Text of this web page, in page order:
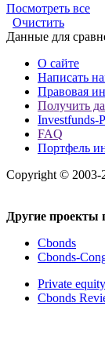
Посмотреть все
Очистить
Данные для
О сайте
Написать
Правовая
Получить
Investfunds-
FAQ
Портфель
Copyright © 2003-
Другие проекты
Cbonds
Cbonds-
Private
Cbonds